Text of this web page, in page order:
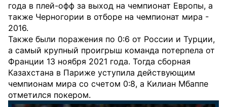
года в плей-офф за выход на чемпионат Европы, а
также Черногории в отборе на чемпионат мира -
2016.
Также были поражения по 0:6 от России и Турции,
а самый крупный проигрыш команда потерпела от
Франции 13 ноября 2021 года. Тогда сборная
Казахстана в Париже уступила действующим
чемпионам мира со счетом 0:8, а Килиан Мбаппе
отметился покером.